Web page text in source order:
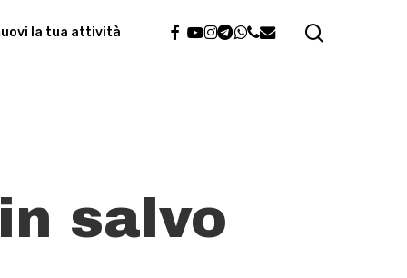
la tua attività facebook
youtube
instagram
telegram
whatsapp
phone
email
salvo